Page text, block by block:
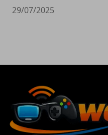
29/07/2025